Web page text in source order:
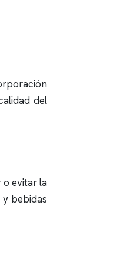
del
o evitar la
bebidas